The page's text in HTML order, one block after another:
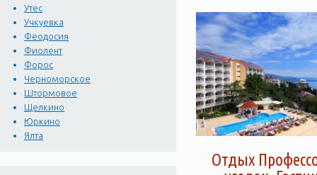
Утес
Учкуевка
Феодосия
Фиолент
Форос
Черноморское
Штормовое
Щелкино
Юркино
Ялта
Отдых